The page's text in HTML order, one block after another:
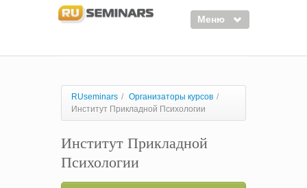
Меню
Курсы
Тренинги
Организаторы
Лектора
RUseminars / Организаторы курсов /
Институт Прикладной Психологии
Институт Прикладной
Психологии